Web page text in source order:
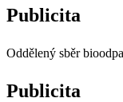
Publicita
Oddělený sběr
Publicita